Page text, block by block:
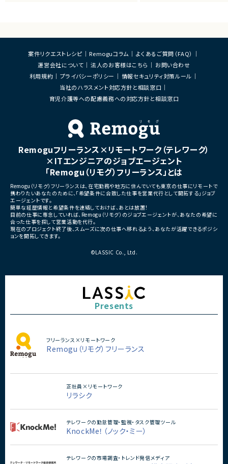
び帳票出力基盤の構築
・各種データ検証、テスト対応
・周辺システムとのデータ連携設計および実
・フルリモート勤務 （初日のみ目黒へ出社）
■募集背景
・開発体制強化に伴う増員募
■担当工程
■その他補足
いへの出社が発生する可能
・長期参画が見込まれる案件
案件リクエストレシピ Remoguコラム
よくあるご質問（FAQ）
運営会社について
法人のお客様はこちら
お問い合わせ
利用規約
プライバシーポリシー
情報セキュリティ対策ルール
当社のハラスメント対応方針と相談窓口
育児介護等への配慮義務への対応方針と相談窓口
Remoguフリーランス×リモートワーク（テレワーク）
×ITエンジニアのジョブエージェント
「Remogu（リモグ）フリーランス」とは
Remogu（リモグ）フリーランスは、在宅勤務や地方に住んでいても東京の仕事にリモートで
携わりたいあなたのために、「希望条件に合致した仕事を営業代行として開拓する」ジョブ
エージェントです。
簡単な経歴情報と希望条件を連絡しておけば、あとは放置！
目前の仕事に専念していれば、Remogu（リモグ）のジョブエージェントが、あなたの希望に
合った仕事を探して営業活動を代行。
現在のプロジェクト終了後、スムーズに次の仕事へ移れるよう、あなたが活躍できるポジシ
ョンを開拓してきます。
©LASSIC Co., Ltd.
Presents
フリーランス×リモートワーク
Remogu（リモグ）フリーランス
正社員×リモートワーク
リラシク
テレワークの勤怠管理・監視・タスク管理ツール
KnockMe！（ノック・ミー）
テレワークの市場調査・トレンド発信メディア